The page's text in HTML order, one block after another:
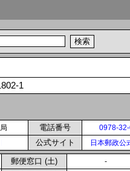
1
電話番号 0978-
公式サイト 日本郵政公
郵便窓口 (土) -